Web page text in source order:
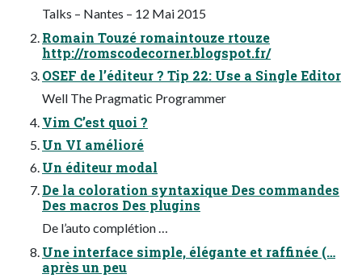
Talks – Nantes – 12 Mai 2015
Romain Touzé romaintouze rtouze
http://romscodecorner.blogspot.fr/
OSEF de l’éditeur ? Tip 22: Use a Single Editor
Well The Pragmatic Programmer
Vim C’est quoi ?
Un VI amélioré
Un éditeur modal
De la coloration syntaxique Des commandes
Des macros Des plugins
De l’auto complétion …
Une interface simple, élégante et raffinée (…
après un peu